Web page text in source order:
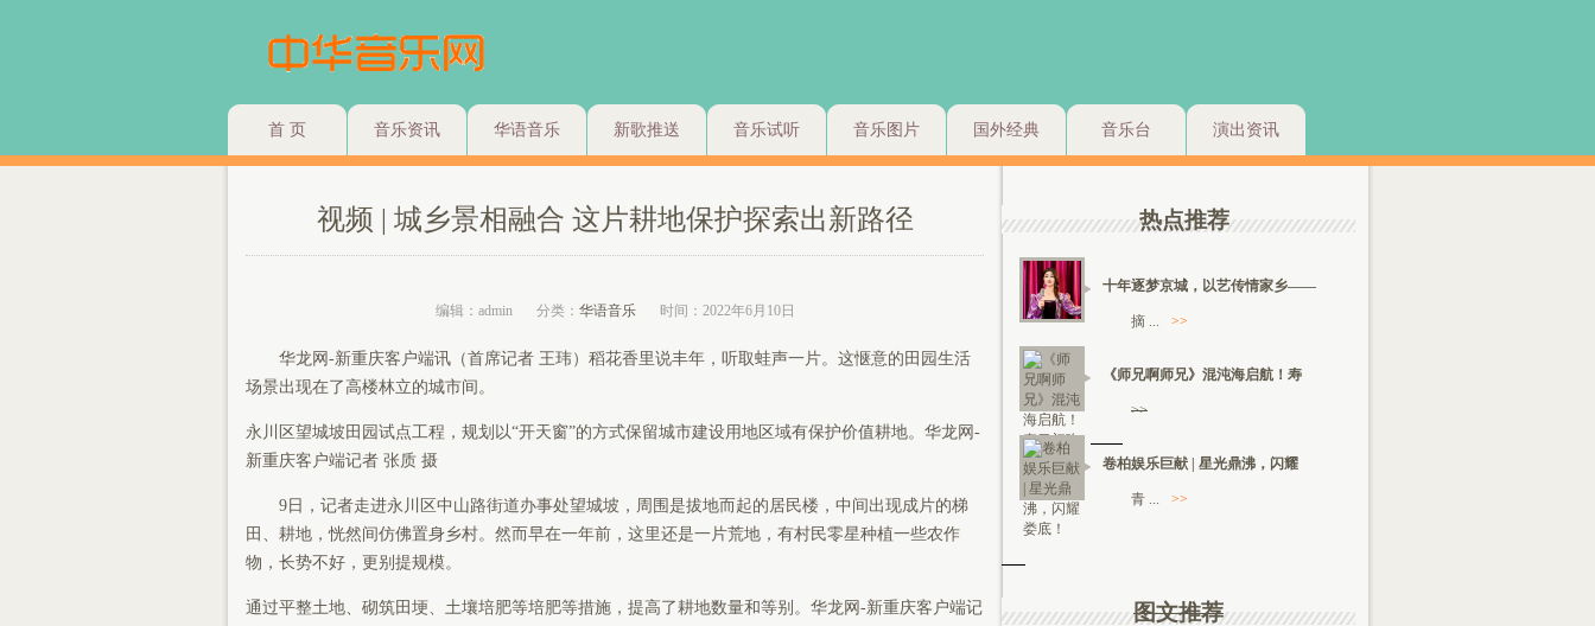
首 页 音乐资讯 华语音乐 新歌推送 音乐试听 音乐图片 国外经典 音乐台 演出资讯
视频 | 城乡景相融合 这片耕地保护探索出新路径
编辑：admin 分类： 华语音乐 时间：2022年6月10日
华龙网-新重庆客户端讯（首席记者 王玮）稻花香里说丰年，听取蛙声一片。这惬意的田园生活
场景出现在了高楼林立的城市间。
永川区望城坡田园试点工程，规划以“开天窗”的方式保留城市建设用地区域有保护价值耕地。华龙网-
新重庆客户端记者 张质 摄
9日，记者走进永川区中山路街道办事处望城坡，周围是拔地而起的居民楼，中间出现成片的梯
田、耕地，恍然间仿佛置身乡村。然而早在一年前，这里还是一片荒地，有村民零星种植一些农作
物，长势不好，更别提规模。
通过平整土地、砌筑田埂、土壤培肥等培肥等措施，提高了耕地数量和等别。华龙网-新重庆客户端记
热点推荐
十年逐梦京城，以艺传情家乡——
摘 ... >>
《师兄啊师兄》混沌海启航！寿
>>
卷柏娱乐巨献 | 星光鼎沸，闪耀
青 ... >>
图文推荐